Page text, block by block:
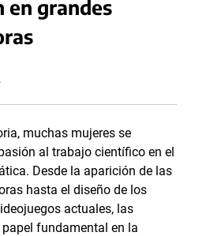
grandes
muchas mujeres se
al trabajo científico en el
Desde la aparición de las
hasta el diseño de los
actuales, las
fundamental en la